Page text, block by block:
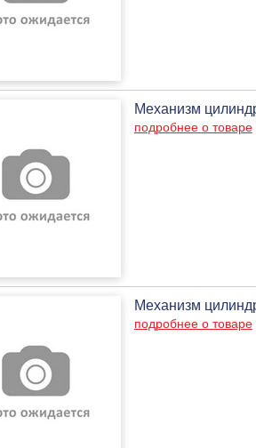
Механизм
подробнее о товаре
Механизм
подробнее о товаре